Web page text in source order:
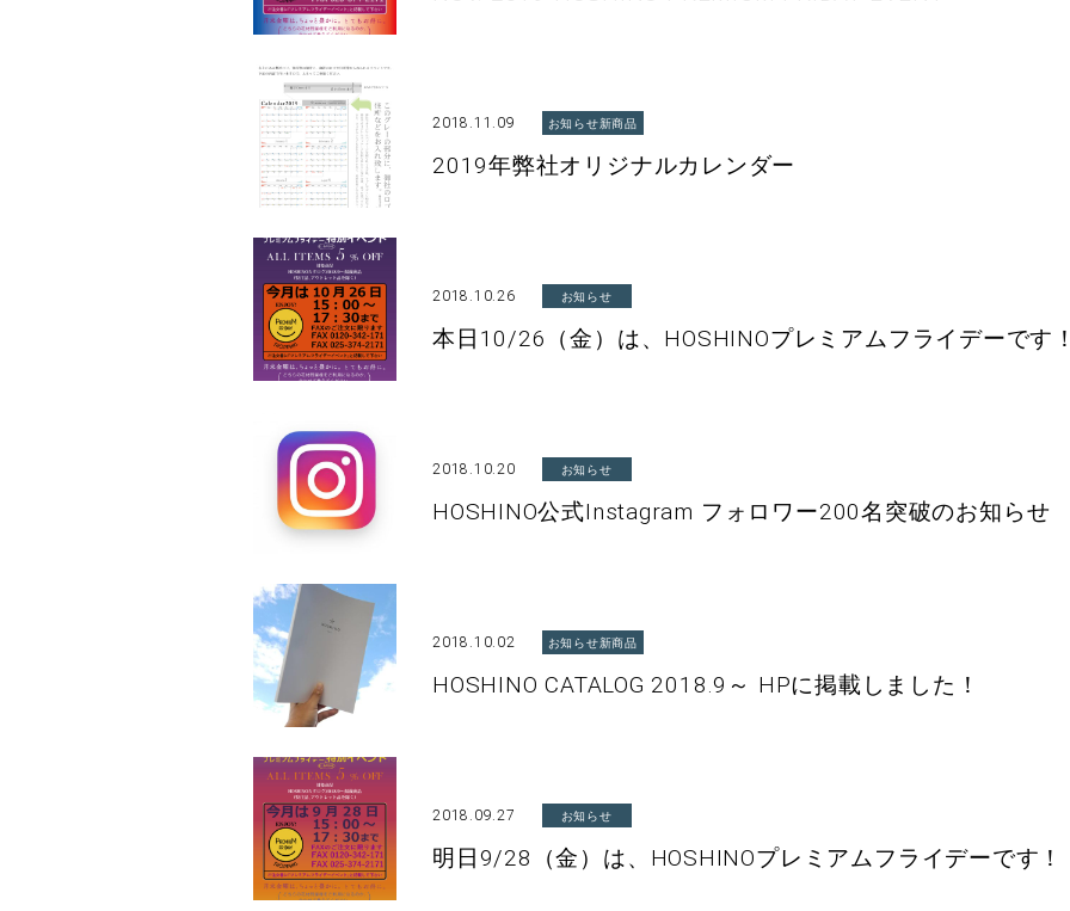
2018.11.09 お知らせ新商品
2019年弊社オリジナルカレンダー
2018.10.26 お知らせ
本日10/26（金）は、HOSHINOプレミアムフライデーです
2018.10.20 お知らせ
HOSHINO公式Instagram フォロワー200名突破のお知らせ
2018.10.02 お知らせ新商品
HOSHINO CATALOG 2018.9～ HPに掲載しました！
2018.09.27 お知らせ
明日9/28（金）は、HOSHINOプレミアムフライデーです！